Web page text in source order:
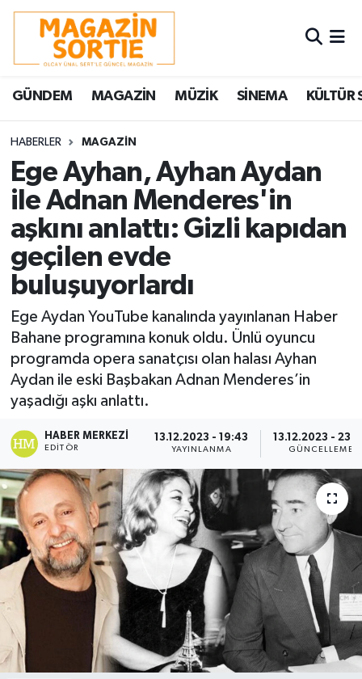
GÜNDEM MAGAZİN MÜZİK SİNEMA KÜLTÜR
HABERLER MAGAZİN
Ege Ayhan, Ayhan Aydan
ile Adnan Menderes'in
aşkını anlattı: Gizli kapıdan
geçilen evde
buluşuyorlardı
Ege Aydan YouTube kanalında yayınlanan Haber
Bahane programına konuk oldu. Ünlü oyuncu
programda opera sanatçısı olan halası Ayhan
Aydan ile eski Başbakan Adnan Menderes’in
yaşadığı aşkı anlattı.
HABER MERKEZI
EDITÖR
13.12.2023 - 19:43
YAYINLANMA
13.12.2023 -
GÜNCELLEME
Nöbetçi Eczaneler
Hava Durumu
Trafik Durumu
Süper Lig Puan Durumu ve Fikstür
Tüm Manşetler
Son Dakika Haberleri
Haber Arşivi